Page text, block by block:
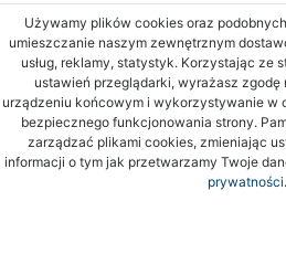
Używamy plików cookies oraz
umieszczanie naszym zewnętrznym
usług, reklamy, statystyk. Korzystając ze
ustawień przeglądarki, wyrażasz
urządzeniu końcowym i wykorzystywanie w
bezpiecznego funkcjonowania strony.
zarządzać plikami cookies, zmieniając
informacji o tym jak przetwarzamy Twoje
prywatności.